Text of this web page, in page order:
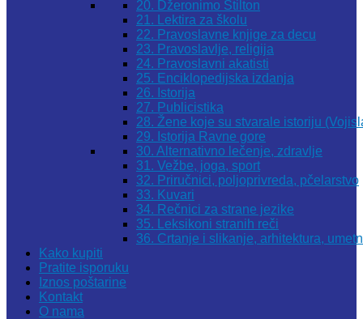
20. Džeronimo Stilton
21. Lektira za školu
22. Pravoslavne knjige za decu
23. Pravoslavlje, religija
24. Pravoslavni akatisti
25. Enciklopedijska izdanja
26. Istorija
27. Publicistika
28. Žene koje su stvarale istoriju
29. Istorija Ravne gore
30. Alternativno lečenje, zdravlje
31. Vežbe, joga, sport
32. Priručnici, poljoprivreda, pčelarstvo
33. Kuvari
34. Rečnici za strane jezike
35. Leksikoni stranih reči
36. Crtanje i slikanje, arhitektura,
Kako kupiti
Pratite isporuku
Iznos poštarine
Kontakt
O nama